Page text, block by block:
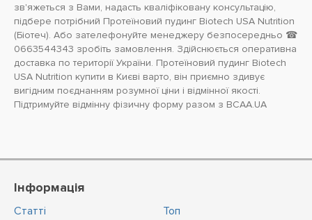
зв'яжеться з Вами, надасть кваліфіковану консультацію,
підбере потрібний Протеїновий пудинг Biotech USA Nutrition
(Біотеч). Або зателефонуйте менеджеру безпосередньо ☎
0663544343 зробіть замовлення. Здійснюється оперативна
доставка по території України. Протеїновий пудинг Biotech
USA Nutrition купити в Києві варто, він приємно здивує
вигідним поєднанням розумної ціни і відмінної якості.
Підтримуйте відмінну фізичну форму разом з BCAA.UA
Інформація
Статті
Топ